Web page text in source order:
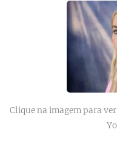
Clique na imagem para